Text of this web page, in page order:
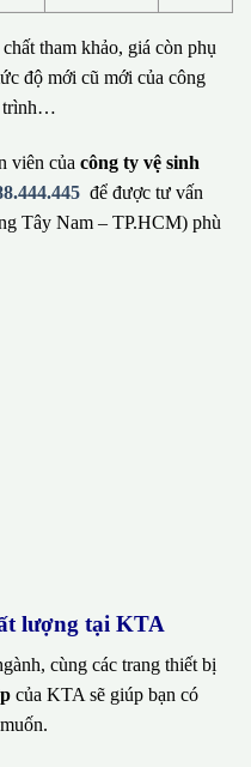
tham khảo, giá còn phụ
độ mới cũ mới của công
trình…
viên của công ty vệ sinh
để được tư vấn
Tây Nam – TP.HCM) phù
lượng tại KTA
cùng các trang thiết bị
của KTA sẽ giúp bạn có